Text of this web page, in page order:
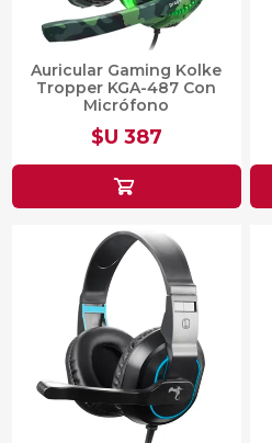
Auricular Gaming Kolke
Tropper KGA-487 Con
Micrófono
$U 387